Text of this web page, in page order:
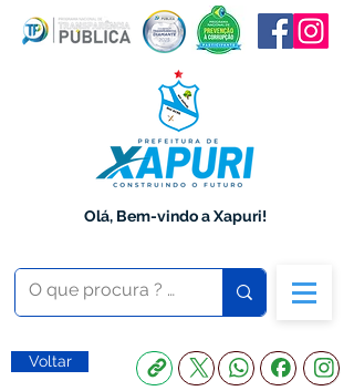
Olá, Bem-vindo a Xapuri!
Voltar